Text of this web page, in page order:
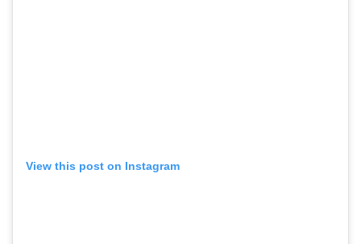
View this post on Instagram